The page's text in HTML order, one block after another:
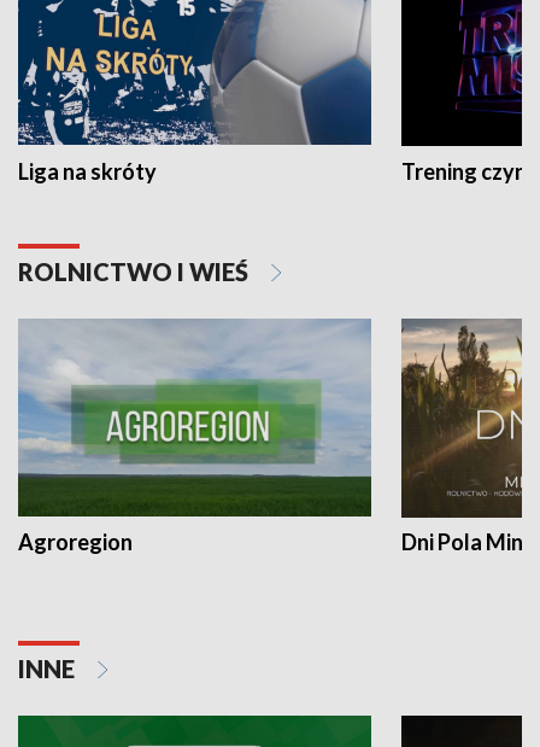
Liga na skróty Trening czyni
ROLNICTWO I WIEŚ
Agroregion Dni Pola
INNE